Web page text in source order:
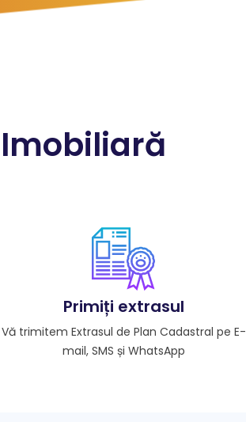
Primiți extrasul
Vă trimitem Extrasul de Plan Cadastral pe E-
mail, SMS și WhatsApp